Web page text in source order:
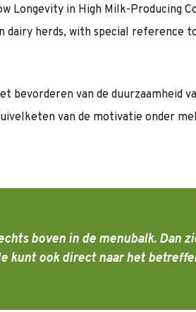
Longevity in High Milk-Producing
dairy herds, with special reference
bevorderen van de duurzaamheid
van de motivatie onder
boven in de menubalk. Dan
kunt ook direct naar het